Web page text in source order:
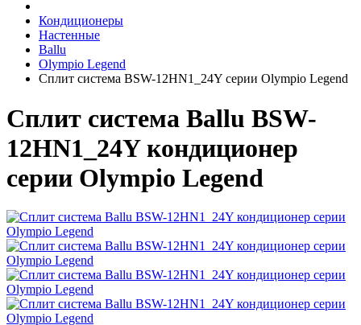
Кондиционеры
Настенные
Ballu
Olympio Legend
Сплит система BSW-12HN1_24Y серии Olympio Legend
Сплит система Ballu BSW-
12HN1_24Y кондиционер
серии Olympio Legend